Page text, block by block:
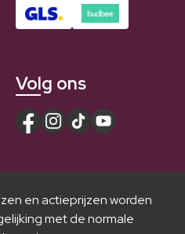
Volg ons
en actieprijzen worden
met de normale